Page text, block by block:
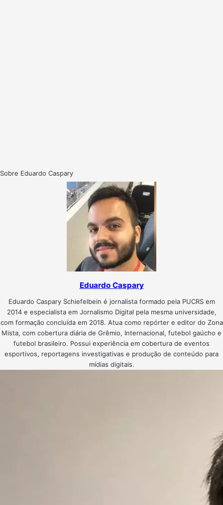
Sobre Eduardo Caspary
Eduardo Caspary
Eduardo Caspary Schiefelbein é jornalista formado pela PUCRS em
2014 e especialista em Jornalismo Digital pela mesma universidade,
com formação concluída em 2018. Atua como repórter e editor do Zona
Mista, com cobertura diária de Grêmio, Internacional, futebol gaúcho e
futebol brasileiro. Possui experiência em cobertura de eventos
esportivos, reportagens investigativas e produção de conteúdo para
mídias digitais.